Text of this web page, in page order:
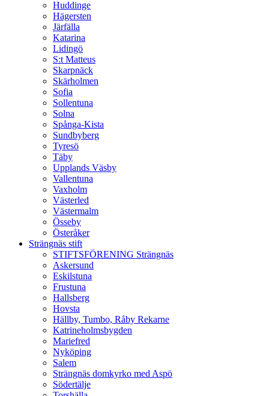
Huddinge
Hägersten
Järfälla
Katarina
Lidingö
S:t Matteus
Skarpnäck
Skärholmen
Sofia
Sollentuna
Solna
Spånga-Kista
Sundbyberg
Tyresö
Täby
Upplands Väsby
Vallentuna
Vaxholm
Västerled
Västermalm
Össeby
Österåker
Strängnäs stift
STIFTSFÖRENING Strängnäs
Askersund
Eskilstuna
Frustuna
Hallsberg
Hovsta
Hällby, Tumbo, Råby Rekarne
Katrineholmsbygden
Mariefred
Nyköping
Salem
Strängnäs domkyrko med Aspö
Södertälje